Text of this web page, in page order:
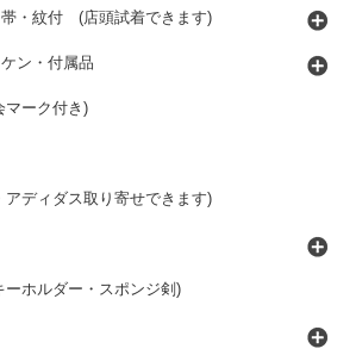
・紋付 (店頭試着できます)
ン・付属品
ーク付き)
ディダス取り寄せできます)
ホルダー・スポンジ剣)